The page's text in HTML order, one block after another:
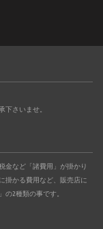
さいませ。
金など「諸費用」が掛かり
掛かる費用など、販売店に
2種類の事です。